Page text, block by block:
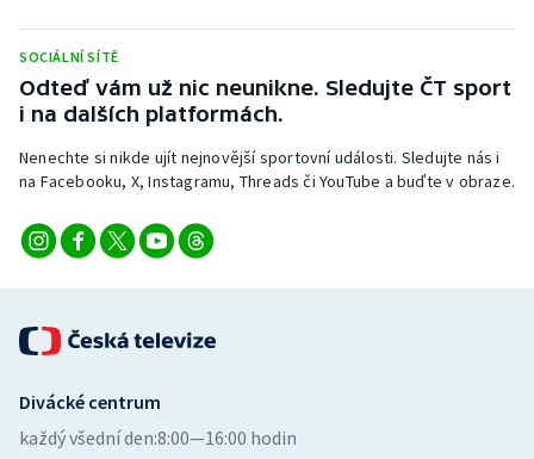
Triatlon
Vodní slalom
Volejbal
SOCIÁLNÍ SÍTĚ
Odteď vám už nic neunikne. Sledujte ČT sport
i na dalších platformách.
Nenechte si nikde ujít nejnovější sportovní události. Sledujte nás i
na Facebooku, X, Instagramu, Threads či YouTube a buďte v obraze.
Divácké centrum
každý všední den:8:00—16:00 hodin